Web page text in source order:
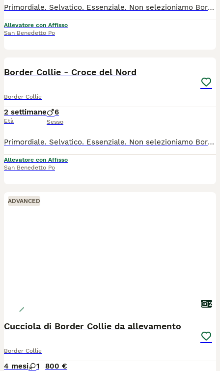
Primordiale. Selvatico. Essenziale. Non selezioniamo Border Collie per la performance. Li alleviamo per custodire ciò che la natura ha già scritto in loro. Ogni cucciolo nasce da genitori selezionati per salute ed equilibrio, cresce con alimentazione naturale, esperienze rispettose dei suoi tempi e un'attenzione costante al benessere fisico, emotivo e relazionale. Crediamo che ogni cane sia un individuo. Per questo non scegliamo il cucciolo in base al colore del mantello o al sesso, ma osserviamo la sua crescita per accompagnarlo verso la famiglia più adatta. L'affido non è la fine del nostro lavoro. È l'inizio di una relazione. Se senti che un Border Collie possa essere un compagno di vita e non semplicemente un cane da addestrare, saremo felici di raccontarti la nostra filosofia attraverso il Manifesto Cuccioli.
Allevatore con Affisso
San Benedetto Po
Border Collie - Croce del Nord
Border Collie
2 settimane
Età
6
Sesso
Primordiale. Selvatico. Essenziale. Non selezioniamo Border Collie per la performance. Li alleviamo per custodire ciò che la natura ha già scritto in loro. Ogni cucciolo nasce da genitori selezionati per salute ed equilibrio, cresce con alimentazione naturale, esperienze rispettose dei suoi tempi e un'attenzione costante al benessere fisico, emotivo e relazionale. Crediamo che ogni cane sia un individuo. Per questo non scegliamo il cucciolo in base al colore del mantello o al sesso, ma osserviamo la sua crescita per accompagnarlo verso la famiglia più adatta. L'affido non è la fine del nostro lavoro. È l'inizio di una relazione. Se senti che un Border Collie possa essere un compagno di vita e non semplicemente un cane da addestrare, saremo felici di raccontarti la nostra filosofia attraverso il Manifesto Cuccioli.
Allevatore con Affisso
San Benedetto Po
ADVANCED
2
Cucciola di Border Collie da allevamento
Border Collie
4 mesi 1 800 €